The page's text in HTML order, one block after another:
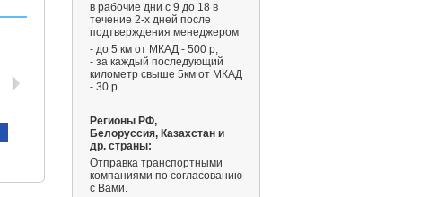
995 ₽ 1 967 ₽
в рабочие дни с 9 до 18 в
течение 2-х дней после
подтверждения менеджером
- до 5 км от МКАД - 500 р;
- за каждый последующий
километр свыше 5км от МКАД
- 30 р.
Регионы РФ,
Белоруссия, Казахстан и
др. страны:
Отправка транспортными
компаниями по согласованию
с Вами.